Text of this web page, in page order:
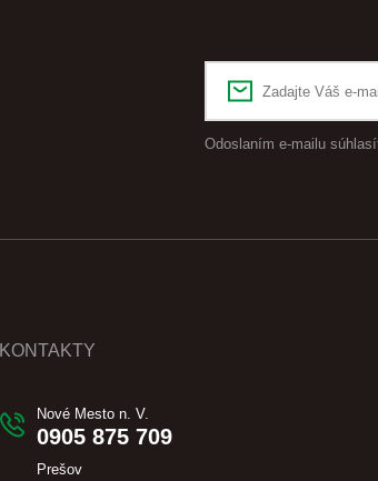
Odoslaním e-mailu
KONTAKTY
Nové Mesto n. V.
0905 875 709
Prešov